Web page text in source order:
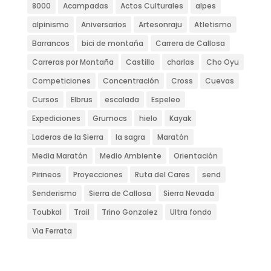
8000 Acampadas Actos Culturales
alpes
alpinismo
Aniversarios Artesonraju
Atletismo
Barrancos
bici de montaña
Carrera de Callosa
Carreras por Montaña
Castillo charlas
Cho Oyu
Competiciones
Concentración Cross
Cuevas
Cursos
Elbrus escalada
Espeleo
Expediciones
Grumocs hielo
Kayak
Laderas de la Sierra
la sagra
Maratón
Media Maratón
Medio Ambiente
Orientación
Pirineos
Proyecciones Ruta del Cares
send
Senderismo
Sierra de Callosa
Sierra Nevada
Toubkal
Trail Trino Gonzalez
Ultra fondo
Via Ferrata